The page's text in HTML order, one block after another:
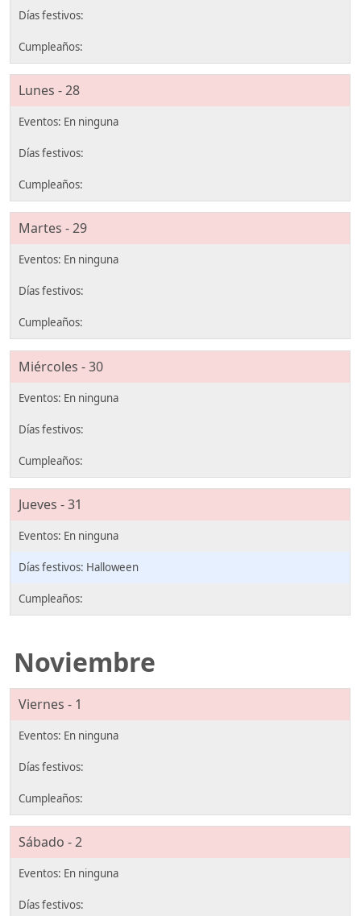
Lunes - 28
Martes - 29
Miércoles - 30
Jueves - 31
Halloween
Noviembre
Viernes - 1
Sábado - 2